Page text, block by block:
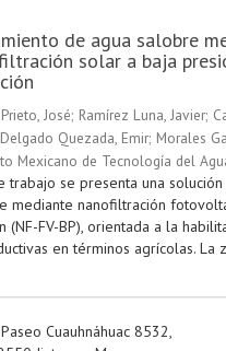
de agua salobre
solar a baja
José; Ramírez Luna, Javier;
Delgado Quezada, Emir; Morales
Mexicano de Tecnología del
trabajo se presenta una
mediante nanofiltración
(NF-FV-BP), orientada a la
en términos agrícolas. La
Cuauhnáhuac 8532,